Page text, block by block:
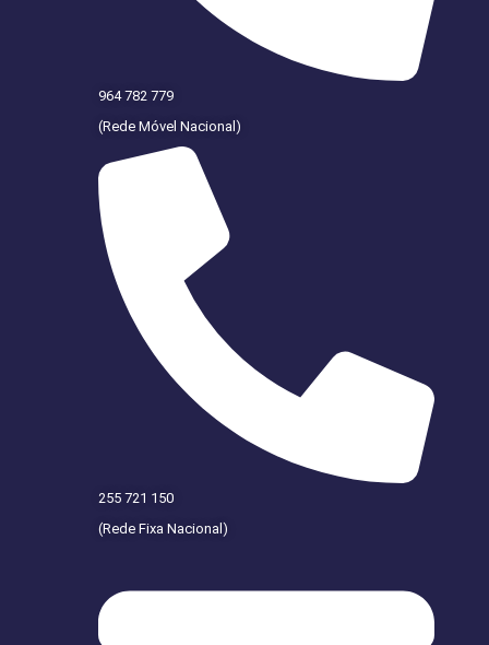
964 782 779
(Rede Móvel Nacional)
255 721 150
(Rede Fixa Nacional)